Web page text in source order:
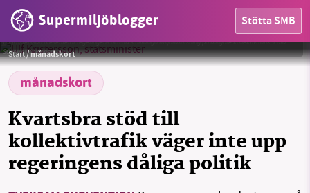
Supermiljöbloggen Stötta SMB
OMRÅDEN
MILJÖFAKTA
OM OSS
Start/månadskort
månadskort
Kvartsbra stöd till
kollektivtrafik väger inte upp
regeringens dåliga politik
Ulf Kristersson presenterar regeringens och SD:s tillfälliga miljardsatsning på billigare kollektivtrafik.Foto:
Supermiljöbloggen